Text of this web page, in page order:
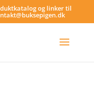
og linker til